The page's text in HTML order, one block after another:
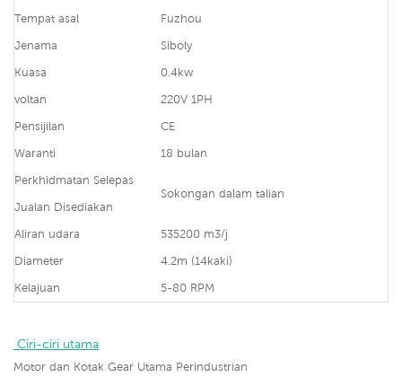
Tempat asal
Fuzhou
Jenama
Siboly
Kuasa
0.4kw
voltan
220V 1PH
Pensijilan
CE
Waranti
18 bulan
Perkhidmatan Selepas
Jualan Disediakan
Sokongan dalam talian
Aliran udara
535200 m3/j
Diameter
4.2m (14kaki)
Kelajuan
5-80 RPM
Ciri-ciri utama
Motor dan Kotak Gear Utama Perindustrian